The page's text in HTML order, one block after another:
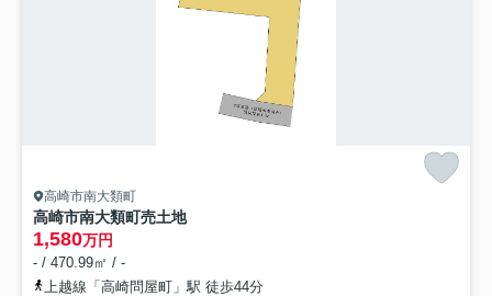
高崎市南大類町
高崎市南大類町売土地
1,580万円
- / 470.99㎡ / -
上越線「高崎問屋町」駅 徒歩44分